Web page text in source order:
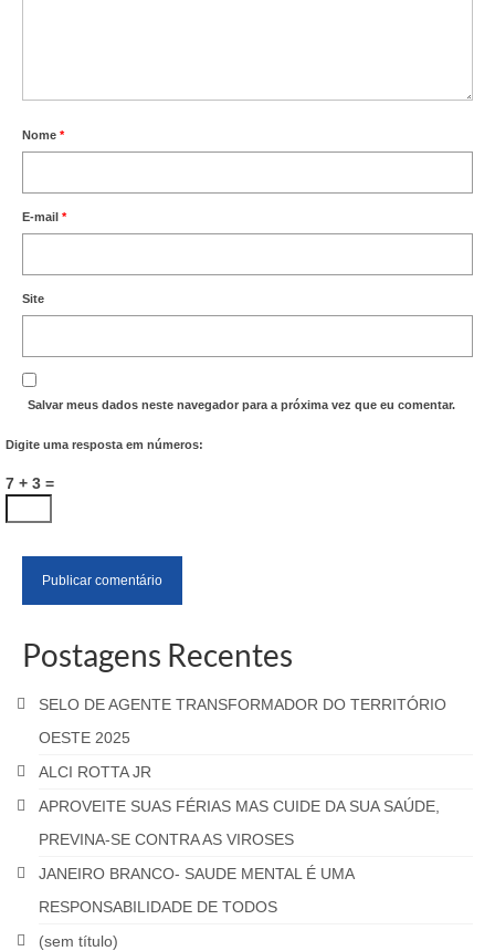
Nome *
E-mail *
Site
Salvar meus dados neste navegador para a próxima vez que eu comentar.
Digite uma resposta em números:
7 + 3 =
Postagens Recentes
SELO DE AGENTE TRANSFORMADOR DO TERRITÓRIO
OESTE 2025
ALCI ROTTA JR
APROVEITE SUAS FÉRIAS MAS CUIDE DA SUA SAÚDE,
PREVINA-SE CONTRA AS VIROSES
JANEIRO BRANCO- SAUDE MENTAL É UMA
RESPONSABILIDADE DE TODOS
(sem título)